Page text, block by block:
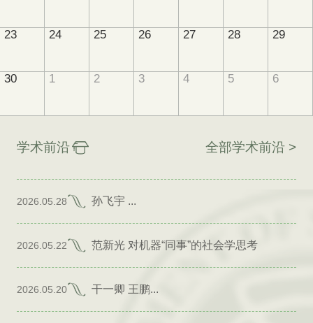
23 24 25 26 27 28 29
30 1 2 3 4 5 6
学术前沿 全部学术前沿 >
2026.05.28 孙飞宇 ...
2026.05.22 范新光 对机器“同事”的社会学思考
2026.05.20 干一卿 王鹏...